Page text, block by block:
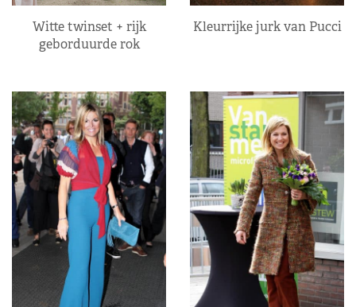
Witte twinset + rijk
geborduurde rok
Kleurrijke jurk van Pucci